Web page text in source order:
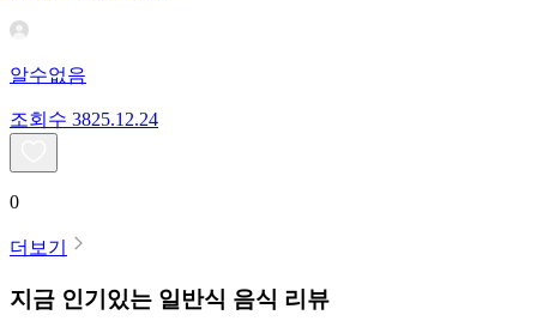
알수없음
조회수 3825.12.24
0
더보기
지금 인기있는 일반식 음식 리뷰